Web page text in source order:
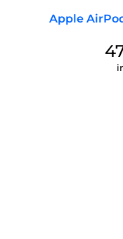
Apple